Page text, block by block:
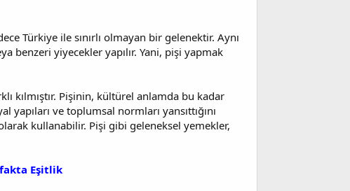
Türkiye ile sınırlı olmayan bir gelenektir. Aynı
benzeri yiyecekler yapılır. Yani, pişi yapmak
kılmıştır. Pişinin, kültürel anlamda bu kadar
ve toplumsal normları yansıttığını
kullanabilir. Pişi gibi geleneksel yemekler,
Eşitlik